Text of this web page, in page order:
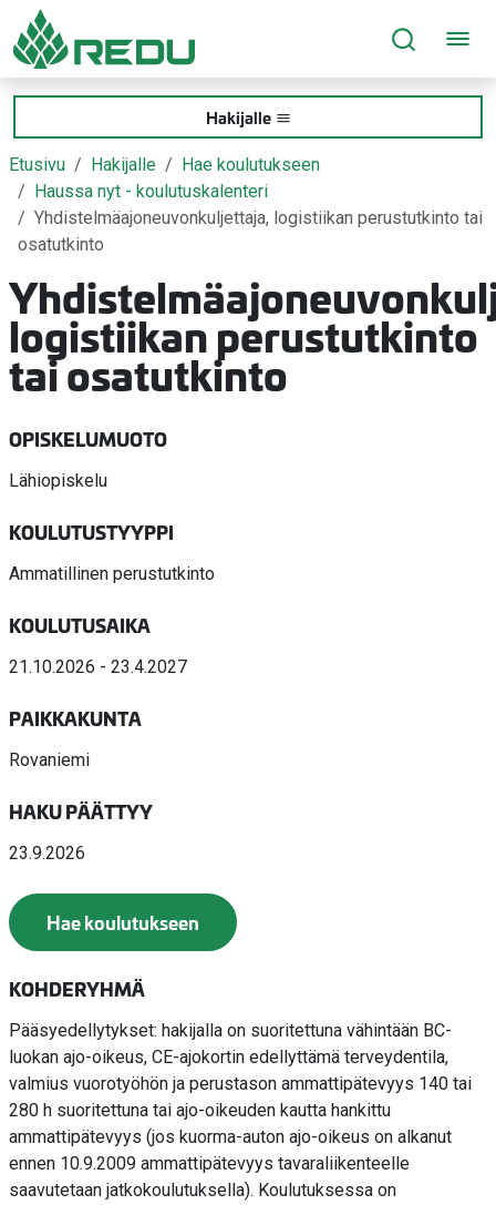
Siirry sivusisältöön
Hakijalle
Etusivu Hakijalle
Hae koulutukseen
Haussa nyt - koulutuskalenteri
Yhdistelmäajoneuvonkuljettaja, logistiikan perustutkinto tai
osatutkinto
logistiikan perustutkinto
tai osatutkinto
OPISKELUMUOTO
Lähiopiskelu
KOULUTUSTYYPPI
Ammatillinen perustutkinto
KOULUTUSAIKA
21.10.2026 - 23.4.2027
PAIKKAKUNTA
Rovaniemi
HAKU PÄÄTTYY
23.9.2026
Hae koulutukseen
KOHDERYHMÄ
Pääsyedellytykset: hakijalla on suoritettuna vähintään BC-
luokan ajo-oikeus, CE-ajokortin edellyttämä terveydentila,
valmius vuorotyöhön ja perustason ammattipätevyys 140 tai
280 h suoritettuna tai ajo-oikeuden kautta hankittu
ammattipätevyys (jos kuorma-auton ajo-oikeus on alkanut
ennen 10.9.2009 ammattipätevyys tavaraliikenteelle
saavutetaan jatkokoulutuksella). Koulutuksessa on